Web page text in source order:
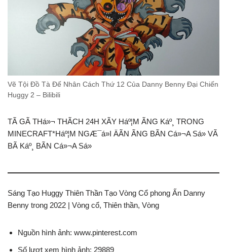
Vẽ Tội Đồ Tà Đế Nhân Cách Thứ 12 Của Danny Benny Đại Chiến
Huggy 2 – Bilibili
TÃ GÃ THá»¬ THÃCH 24H XÃY Háº¦M ÃNG Káº¸ TRONG
MINECRAFT*Háº¦M NGÆ¯á»I ÄÃN ÃNG BÃN Cá»¬A Sá» VÃ
BÃ Káº¸ BÃN Cá»¬A Sá»
Sáng Tạo Huggy Thiên Thần Tạo Vòng Cổ phong Ấn Danny
Benny trong 2022 | Vòng cổ, Thiên thần, Vòng
Nguồn hình ảnh: www.pinterest.com
Số lượt xem hình ảnh: 29889